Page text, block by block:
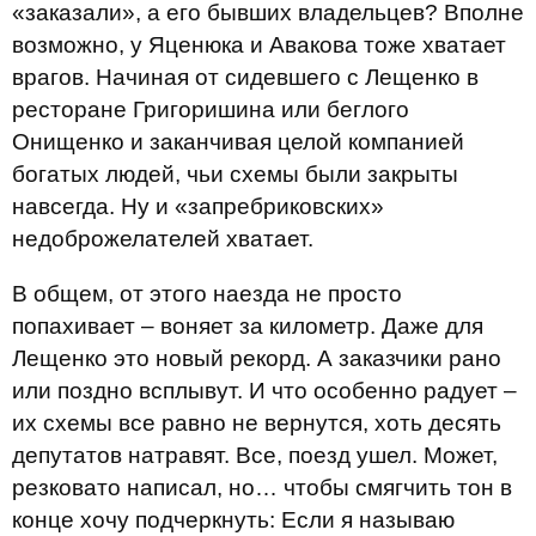
«заказали», а его бывших владельцев? Вполне
возможно, у Яценюка и Авакова тоже хватает
врагов. Начиная от сидевшего с Лещенко в
ресторане Григоришина или беглого
Онищенко и заканчивая целой компанией
богатых людей, чьи схемы были закрыты
навсегда. Ну и «запребриковских»
недоброжелателей хватает.
В общем, от этого наезда не просто
попахивает – воняет за километр. Даже для
Лещенко это новый рекорд. А заказчики рано
или поздно всплывут. И что особенно радует –
их схемы все равно не вернутся, хоть десять
депутатов натравят. Все, поезд ушел. Может,
резковато написал, но… чтобы смягчить тон в
конце хочу подчеркнуть: Если я называю